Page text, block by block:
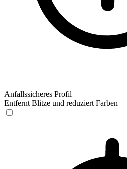
Anfallssicheres Profil
Entfernt Blitze und reduziert Farben